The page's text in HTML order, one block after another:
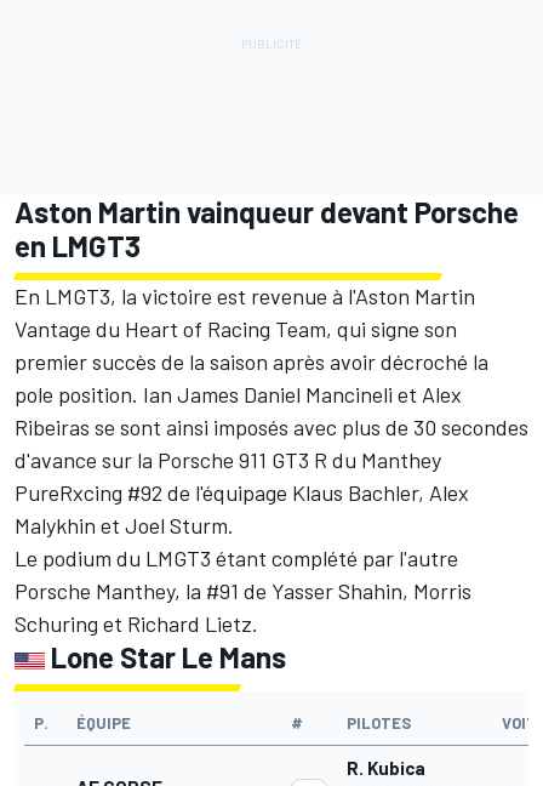
Aston Martin vainqueur devant Porsche
en LMGT3
En LMGT3, la victoire est revenue à l'Aston Martin
Vantage du Heart of Racing Team, qui signe son
premier succès de la saison après avoir décroché la
pole position. Ian James Daniel Mancineli et Alex
Ribeiras se sont ainsi imposés avec plus de 30 secondes
d'avance sur la Porsche 911 GT3 R du Manthey
PureRxcing #92 de l'équipage Klaus Bachler, Alex
Malykhin et Joel Sturm.
Le podium du LMGT3 étant complété par l'autre
Porsche Manthey, la #91 de Yasser Shahin, Morris
Schuring et Richard Lietz.
Lone Star Le Mans
P. ÉQUIPE # PILOTES
R. Kubica